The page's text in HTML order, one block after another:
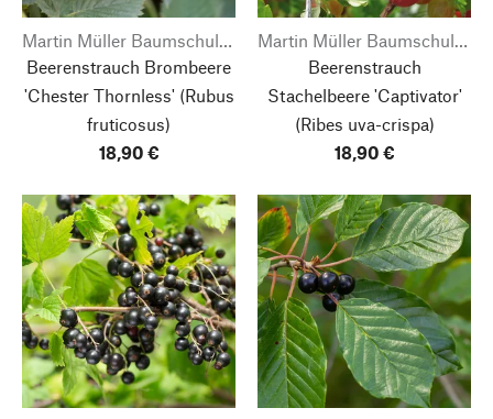
Martin Müller Baumschulen
Beerenstrauch Brombeere
'Chester Thornless'(Rubus
fruticosus)
18,90 €
Martin Müller Baumschulen
Beerenstrauch
Stachelbeere 'Captivator'
(Ribes uva-crispa)
18,90 €